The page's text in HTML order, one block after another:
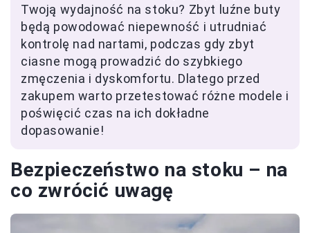
Twoją wydajność na stoku? Zbyt luźne buty
będą powodować niepewność i utrudniać
kontrolę nad nartami, podczas gdy zbyt
ciasne mogą prowadzić do szybkiego
zmęczenia i dyskomfortu. Dlatego przed
zakupem warto przetestować różne modele i
poświęcić czas na ich dokładne
dopasowanie!
Bezpieczeństwo na stoku – na
co zwrócić uwagę